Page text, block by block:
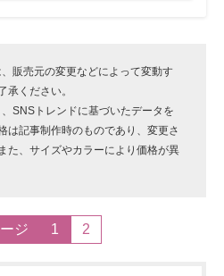
販売元の変更などによって変動す
承ください。
SNSトレンドに基づいたデータを
は記事制作時のものであり、変更さ
た、サイズやカラーにより価格が異
ジ 1 2